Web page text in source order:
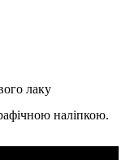
лаку
наліпкою.